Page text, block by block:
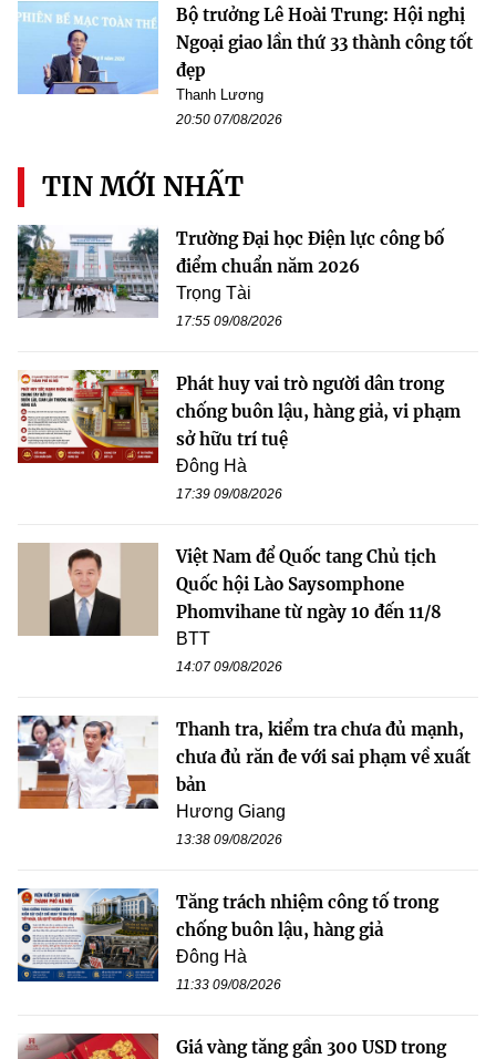
Bộ trưởng Lê Hoài Trung: Hội nghị
Ngoại giao lần thứ 33 thành công tốt
đẹp
Thanh Lương
20:50 07/08/2026
TIN MỚI NHẤT
Trường Đại học Điện lực công bố
điểm chuẩn năm 2026
Trọng Tài
17:55 09/08/2026
Phát huy vai trò người dân trong
chống buôn lậu, hàng giả, vi phạm
sở hữu trí tuệ
Đông Hà
17:39 09/08/2026
Việt Nam để Quốc tang Chủ tịch
Quốc hội Lào Saysomphone
Phomvihane từ ngày 10 đến 11/8
BTT
14:07 09/08/2026
Thanh tra, kiểm tra chưa đủ mạnh,
chưa đủ răn đe với sai phạm về xuất
bản
Hương Giang
13:38 09/08/2026
Tăng trách nhiệm công tố trong
chống buôn lậu, hàng giả
Đông Hà
11:33 09/08/2026
Giá vàng tăng gần 300 USD trong